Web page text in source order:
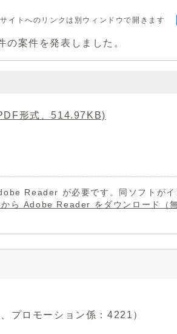
イトへのリンクは別ウィンドウで開きます
案件を発表しました。
形式、514.97KB)
Reader が必要です。同ソフトがイ
ら Adobe Reader をダウンロード（無
ロモーション係：4221）